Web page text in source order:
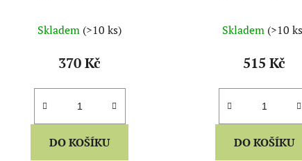
Skladem (>10 ks)
370 Kč
DO KOŠÍKU
Skladem (>10
515 Kč
DO KOŠÍKU